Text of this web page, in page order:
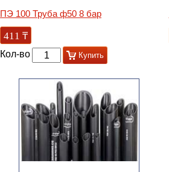
ПЭ 100 Труба ф50 8 бар
411 ₸
Кол-во Купить